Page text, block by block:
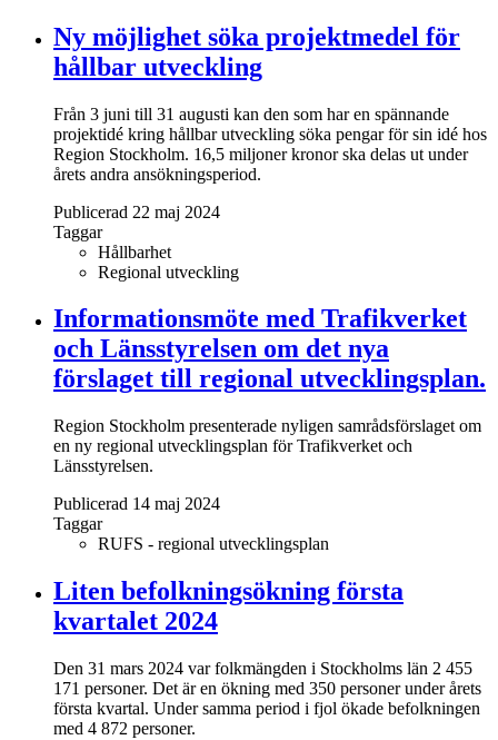
Ny möjlighet söka projektmedel för
hållbar utveckling
Från 3 juni till 31 augusti kan den som har en spännande
projektidé kring hållbar utveckling söka pengar för sin idé hos
Region Stockholm. 16,5 miljoner kronor ska delas ut under
årets andra ansökningsperiod.
Publicerad 22 maj 2024
Taggar
Hållbarhet
Regional utveckling
Informationsmöte med Trafikverket
och Länsstyrelsen om det nya
förslaget till regional utvecklingsplan.
Region Stockholm presenterade nyligen samrådsförslaget om
en ny regional utvecklingsplan för Trafikverket och
Länsstyrelsen.
Publicerad 14 maj 2024
Taggar
RUFS - regional utvecklingsplan
Liten befolkningsökning första
kvartalet 2024
Den 31 mars 2024 var folkmängden i Stockholms län 2 455
171 personer. Det är en ökning med 350 personer under årets
första kvartal. Under samma period i fjol ökade befolkningen
med 4 872 personer.